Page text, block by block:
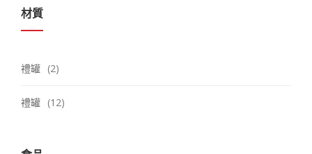
材質
禮罐 (2)
禮罐 (12)